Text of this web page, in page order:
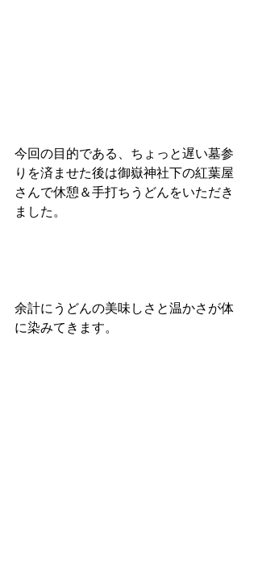
今回の目的である、ちょっと遅い墓参
りを済ませた後は御嶽神社下の紅葉屋
さんで休憩＆手打ちうどんをいただき
ました。
余計にうどんの美味しさと温かさが体
に染みてきます。